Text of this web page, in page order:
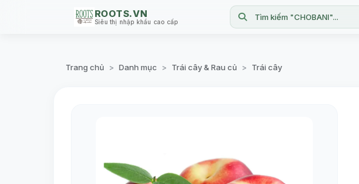
ROOTS.VN
Siêu thị nhập khẩu cao cấp Tìm kiếm "CHOBANI"...
Trang chủ > Danh mục > Trái cây & Rau củ > Trái cây